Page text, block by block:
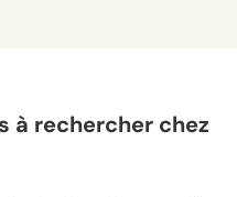
à rechercher chez